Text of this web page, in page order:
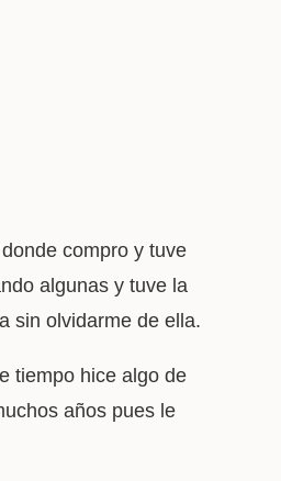
compro y tuve
algunas y tuve la
sin olvidarme de ella.
tiempo hice algo de
años pues le